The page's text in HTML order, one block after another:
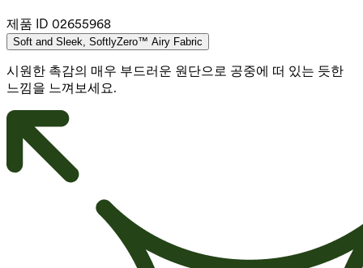
제품 ID 02655968
Soft and Sleek, SoftlyZero™ Airy Fabric
시원한 촉감의 매우 부드러운 원단으로 공중에 떠 있는 듯한
느낌을 느껴보세요.